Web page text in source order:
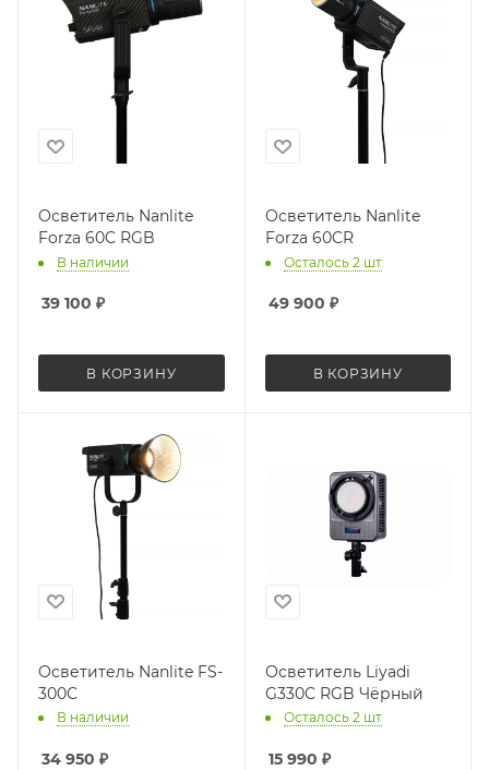
Осветитель Nanlite
Forza 60C RGB
В наличии
39 100 ₽
В КОРЗИНУ
Осветитель Nanlite
Forza 60CR
Осталось 2 шт
49 900 ₽
В КОРЗИНУ
Осветитель Nanlite FS-
300C
В наличии
34 950 ₽
Осветитель Liyadi
G330C RGB Чёрный
Осталось 2 шт
15 990 ₽